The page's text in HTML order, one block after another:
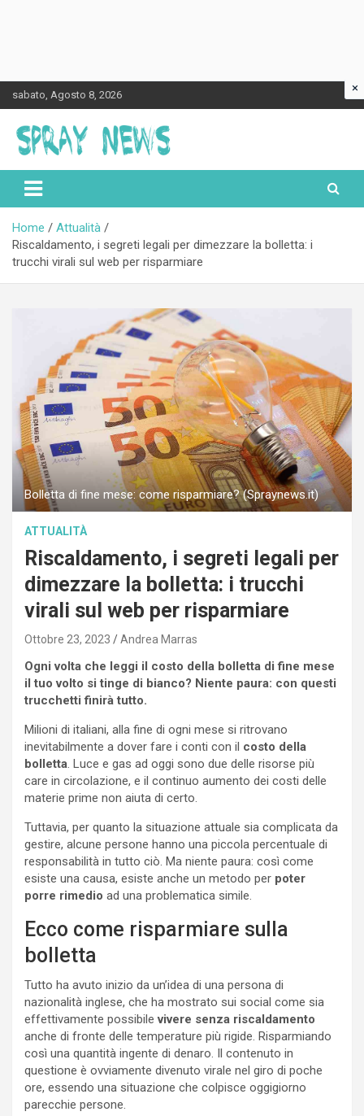
to
content
sabato, Agosto 8, 2026
Spraynews.it
Home
Attualità
Riscaldamento, i segreti legali per dimezzare la bolletta: i
trucchi virali sul web per risparmiare
Bolletta di fine mese: come risparmiare? (Spraynews.it)
ATTUALITÀ
Riscaldamento, i segreti legali per
dimezzare la bolletta: i trucchi
virali sul web per risparmiare
Ottobre 23, 2023 Andrea Marras
Ogni volta che leggi il costo della bolletta di fine mese
il tuo volto si tinge di bianco? Niente paura: con questi
trucchetti finirà tutto.
Milioni di italiani, alla fine di ogni mese si ritrovano
inevitabilmente a dover fare i conti con il costo della
bolletta. Luce e gas ad oggi sono due delle risorse più
care in circolazione, e il continuo aumento dei costi delle
materie prime non aiuta di certo.
Tuttavia, per quanto la situazione attuale sia complicata da
gestire, alcune persone hanno una piccola percentuale di
responsabilità in tutto ciò. Ma niente paura: così come
esiste una causa, esiste anche un metodo per poter
porre rimedio ad una problematica simile.
Ecco come risparmiare sulla
bolletta
Tutto ha avuto inizio da un’idea di una persona di
nazionalità inglese, che ha mostrato sui social come sia
effettivamente possibilevivere senza riscaldamento
anche di fronte delle temperature più rigide. Risparmiando
così una quantità ingente di denaro. Il contenuto in
questione è ovviamente divenuto virale nel giro di poche
ore, essendo una situazione che colpisce oggigiorno
parecchie persone.
×